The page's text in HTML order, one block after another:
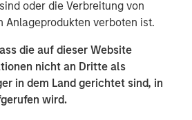
oder die Verbreitung von
Anlageprodukten verboten ist.
die auf dieser Website
nicht an Dritte als
in dem Land gerichtet sind, in
wird.
The remaining acquisitions of a
located south of the campus
third quarter of 2025. TSB Capital
new joint venture in arranging